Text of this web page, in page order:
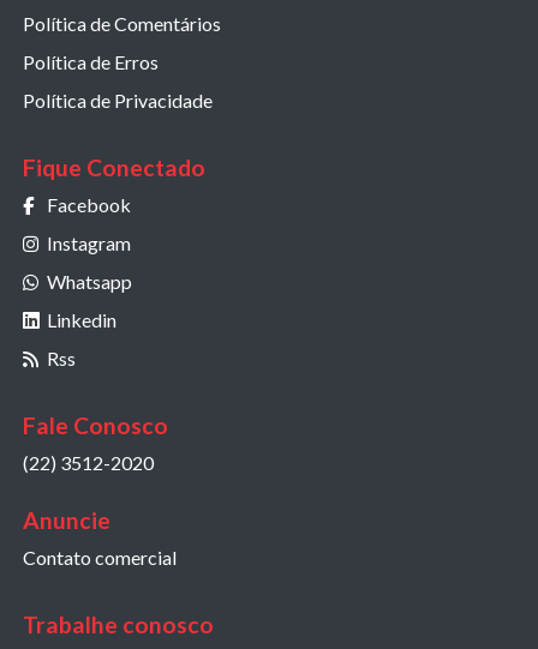
Política de Comentários
Política de Erros
Política de Privacidade
Fique Conectado
Facebook
Instagram
Whatsapp
Linkedin
Rss
Fale Conosco
(22) 3512-2020
Anuncie
Contato comercial
Trabalhe conosco